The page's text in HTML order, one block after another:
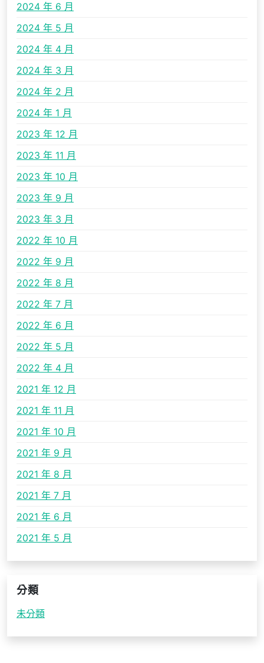
2024 年 6 月
2024 年 5 月
2024 年 4 月
2024 年 3 月
2024 年 2 月
2024 年 1 月
2023 年 12 月
2023 年 11 月
2023 年 10 月
2023 年 9 月
2023 年 3 月
2022 年 10 月
2022 年 9 月
2022 年 8 月
2022 年 7 月
2022 年 6 月
2022 年 5 月
2022 年 4 月
2021 年 12 月
2021 年 11 月
2021 年 10 月
2021 年 9 月
2021 年 8 月
2021 年 7 月
2021 年 6 月
2021 年 5 月
分類
未分類